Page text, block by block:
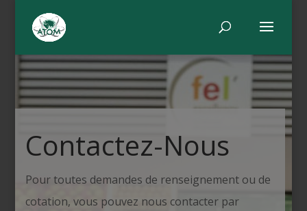
Contactez-Nous
Pour toutes demandes de renseignement ou de
cotation, vous pouvez nous contacter par